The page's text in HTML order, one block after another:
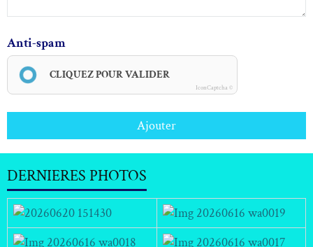
Anti-spam
CLIQUEZ POUR VALIDER
IconCaptcha ©
Ajouter
DERNIERES PHOTOS